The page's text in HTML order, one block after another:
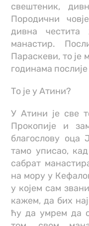
свештеник,
Породични
дивна
манастир.
Параскеви, то је
годинама
То је у Атини?
У Атини је све
Прокопије и
благослову оца
тамо уписао,
сабрат
на мору у
у којем сам
кажем, да бих
ћу да умрем да